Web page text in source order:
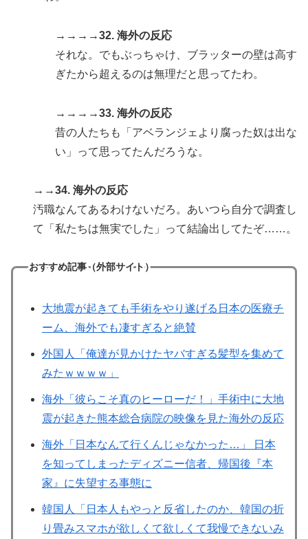
→→→→32. 海外の反応
それな。でもぶっちゃけ、ブラッターの壁は高す
ぎたから超えるのは無理だと思ってたわ。
→→→→33. 海外の反応
昔の人たちも「アベランジェより腐った奴は出な
い」って思ってたんだろうな。
→→34. 海外の反応
汚職なんてあるわけないだろ。あいつら自分で調査し
て「私たちは無実でした」って結論出してたぞ……。
おすすめ記事（外部サイト）
大地震が起きても手術をやり遂げる日本の医療チ
ーム、海外でも凄すぎると絶賛
外国人「俺達が見かけたヤバすぎる髪型を集めて
みたｗｗｗｗ」
海外「彼らこそ真のヒーローだ！」手術中に大地
震が起きた熊本総合病院の映像を見た海外の反応
海外「日本なんて行くんじゃなかった…」 日本
を知ってしまったディズニー信者、帰国後『本
家』に失望する事態に
韓国人「日本人もやっと反省したのか、韓国の折
り畳みスマホが欲しくて欲しくて我慢できないみ